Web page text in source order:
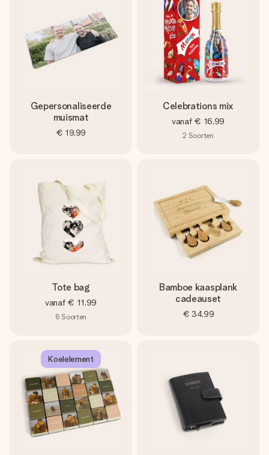
Gepersonaliseerde
muismat
€ 19,99
Celebrations mix
vanaf € 16,99
2 Soorten
Tote bag
vanaf € 11,99
6 Soorten
Bamboe kaasplank
cadeauset
€ 34,99
Koelelement